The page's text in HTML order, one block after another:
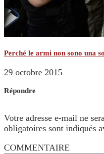
Perché le armi non sono una
29 octobre 2015
Répondre
Votre adresse e-mail ne
obligatoires sont indiqués
COMMENTAIRE